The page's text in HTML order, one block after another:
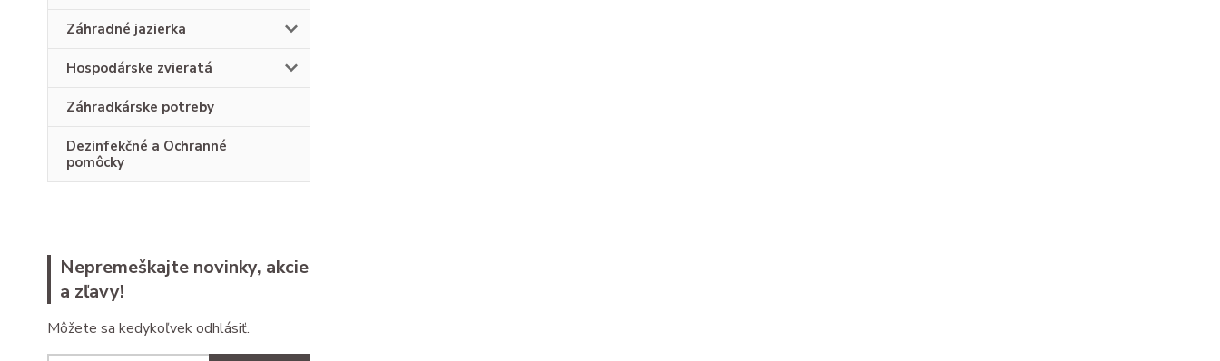
Záhradné jazierka
Hospodárske zvieratá
Záhradkárske potreby
Dezinfekčné a Ochranné
pomôcky
Nepremeškajte novinky, akcie
a zľavy!
Môžete sa kedykoľvek odhlásiť.